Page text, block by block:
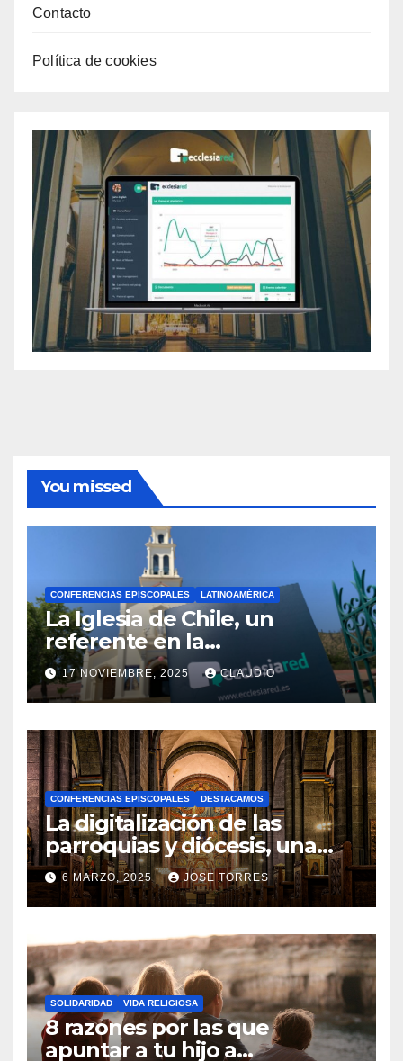
Contacto
Política de cookies
You missed
CONFERENCIAS EPISCOPALES LATINOAMÉRICA
La Iglesia de Chile, un
referente en la
transformación digital
gracias a Ecclesiared
17 NOVIEMBRE, 2025 CLAUDIO
N
O
H
A
Y
C
O
M
N
T
A
R
I
CONFERENCIAS EPISCOPALES DESTACAMOS
La digitalización de las
parroquias y diócesis, una
realidad ya para el futuro de
la Iglesia
6 MARZO, 2025 JOSE TORRES
N
O
H
A
Y
SOLIDARIDAD VIDA RELIGIOSA
8 razones por las que
apuntar a tu hijo a